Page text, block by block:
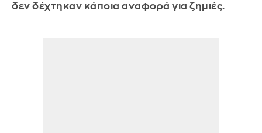
δεν δέχτηκαν κάποια αναφορά για ζημιές.